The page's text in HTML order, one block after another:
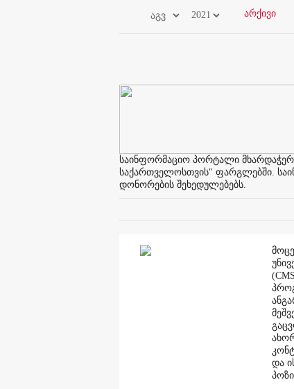
საინფორმაციო პორტალი
საქართველოსთვის" ფარგლებში.
დონორების შეხედულებებს.
და